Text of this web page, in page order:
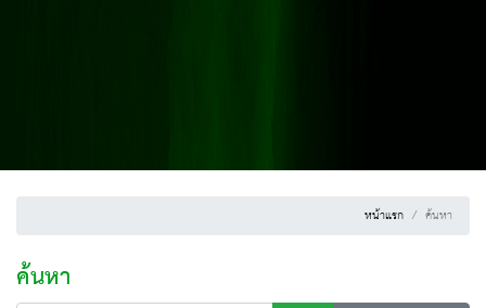
หน้าแรก ค้นหา
ค้นหา